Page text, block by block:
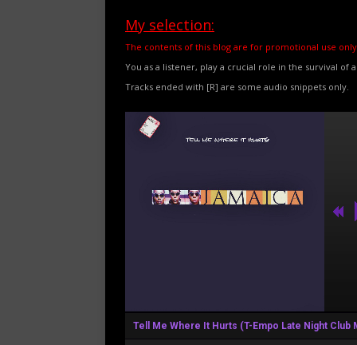
My selection:
The contents of this blog are for promotional use only
You as a listener, play a crucial role in the survival of
Tracks ended with [R] are some audio snippets only.
Tell Me Where It Hurts (T-Empo Late Night Club